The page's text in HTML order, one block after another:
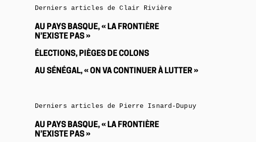
Derniers articles de Clair Rivière
AU PAYS BASQUE, « LA FRONTIÈRE
N’EXISTE PAS »
ÉLECTIONS, PIÈGES DE COLONS
AU SÉNÉGAL, « ON VA CONTINUER À LUTTER »
Derniers articles de Pierre Isnard-Dupuy
AU PAYS BASQUE, « LA FRONTIÈRE
N’EXISTE PAS »